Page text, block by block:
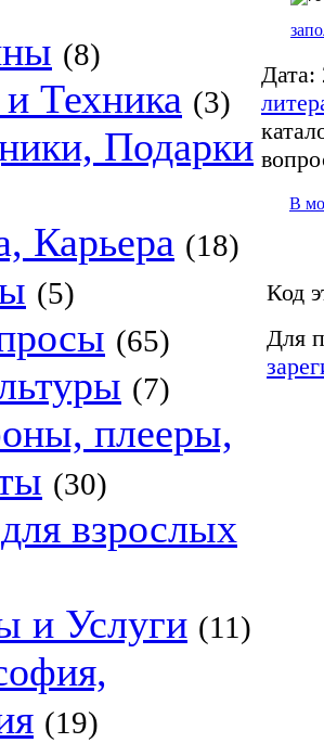
(8)
Техника (3)
Подарки
Карьера (18)
(5)
(65)
(7)
плееры,
(30)
взрослых
и Услуги (11)
(19)
Дата:
В
Код
Для